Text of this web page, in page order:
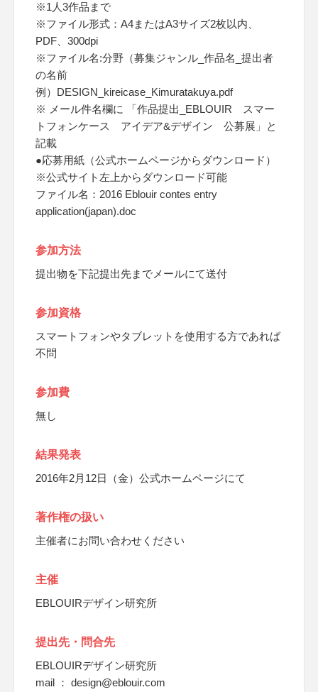
※1人3作品まで
※ファイル形式：A4またはA3サイズ2枚以内、
PDF、300dpi
※ファイル名:分野（募集ジャンル_作品名_提出者
の名前
例）DESIGN_kireicase_Kimuratakuya.pdf
※ メール件名欄に 「作品提出_EBLOUIR スマー
トフォンケース アイデア&デザイン 公募展」と
記載
●応募用紙（公式ホームページからダウンロード）
※公式サイト左上からダウンロード可能
ファイル名：2016 Eblouir contes entry
application(japan).doc
参加方法
提出物を下記提出先までメールにて送付
参加資格
スマートフォンやタブレットを使用する方であれば
不問
参加費
無し
結果発表
2016年2月12日（金）公式ホームページにて
著作権の扱い
主催者にお問い合わせください
主催
EBLOUIRデザイン研究所
提出先・問合先
EBLOUIRデザイン研究所
mail ： design@eblouir.com